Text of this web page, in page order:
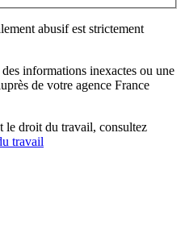
abusif est strictement
informations inexactes ou une
de votre agence France
le droit du travail, consultez
travail